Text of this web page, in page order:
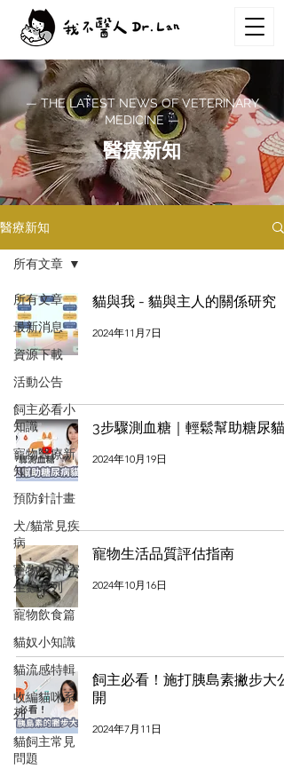
— THE LATEST NEWS OF VETERINARY
MEDICINE —
醫療新知
醫療新知
所有文章
最新消息
資源下載
活動公告
飼主必看小
知識
寵物醫療新
知
預防針計畫
犬/貓常見疾
病
寵物內/外寄
生蟲系列
寵物飲食篇
貓奴小知識
貓流感特輯
收編貓咪系
列
貓飼主常見
問題
所有文章
貓與我 - 貓與主人的關係研究
2024年11月7日
3步驟測血糖｜輕鬆幫助糖尿貓
2024年10月19日
寵物⽣活品質評估指南
2024年10月16日
飼主必看！施打胰島素撇步大公
開
2024年7月11日